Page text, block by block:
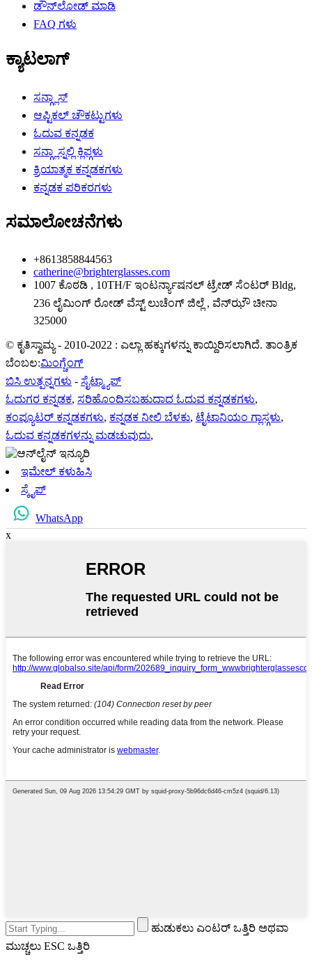
ಡೌನ್‌ಲೋಡ್ ಮಾಡಿ
FAQ ಗಳು
ಕ್ಯಾಟಲಾಗ್
ಸನ್ಗ್ಲಾಸ್
ಆಪ್ಟಿಕಲ್ ಚೌಕಟ್ಟುಗಳು
ಓದುವ ಕನ್ನಡಕ
ಸನ್ಗ್ಲಾಸ್ನಲ್ಲಿ ಕ್ಲಿಪ್ಗಳು
ಕ್ರಿಯಾತ್ಮಕ ಕನ್ನಡಕಗಳು
ಕನ್ನಡಕ ಪರಿಕರಗಳು
ಸಮಾಲೋಚನೆಗಳು
+8613858844563
catherine@brighterglasses.com
1007 ಕೊಠಡಿ , 10TH/F ಇಂಟರ್ನ್ಯಾಷನಲ್ ಟ್ರೇಡ್ ಸೆಂಟರ್ Bldg,
236 ಲೈಮಿಂಗ್ ರೋಡ್ ವೆಸ್ಟ್ ಲುಚೆಂಗ್ ಜಿಲ್ಲೆ , ವೆನ್‌ಝೌ ಚೀನಾ
325000
© ಕೃತಿಸ್ವಾಮ್ಯ - 2010-2022 : ಎಲ್ಲಾ ಹಕ್ಕುಗಳನ್ನು ಕಾಯ್ದಿರಿಸಲಾಗಿದೆ. ತಾಂತ್ರಿಕ
ಬೆಂಬಲ:ಮಿಂಗ್ಚೆಂಗ್
ಬಿಸಿ ಉತ್ಪನ್ನಗಳು - ಸೈಟ್ಮ್ಯಾಪ್
ಓದುಗರ ಕನ್ನಡಕ, ಸರಿಹೊಂದಿಸಬಹುದಾದ ಓದುವ ಕನ್ನಡಕಗಳು,
ಕಂಪ್ಯೂಟರ್ ಕನ್ನಡಕಗಳು, ಕನ್ನಡಕ ನೀಲಿ ಬೆಳಕು, ಟೈಟಾನಿಯಂ ಗ್ಲಾಸ್ಗಳು,
ಓದುವ ಕನ್ನಡಕಗಳನ್ನು ಮಡಚುವುದು,
ಇಮೇಲ್ ಕಳುಹಿಸಿ
ಸ್ಕೈಪ್
WhatsApp
x
ಹುಡುಕಲು ಎಂಟರ್ ಒತ್ತಿರಿ ಅಥವಾ
ಮುಚ್ಚಲು ESC ಒತ್ತಿರಿ